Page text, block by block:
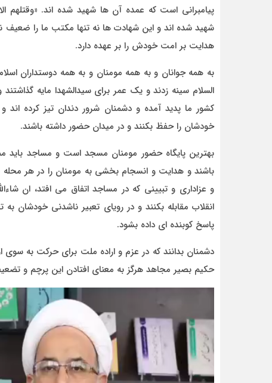
پیامبرانی است که عمده آن ها شهید شده اند. «وقتلهم
شهید شده اند و این شهادت ها نه تنها مکتب ما را ضعیف
هدایت بر امت خودش را بر عهده دارد.
به همه جوانان و به همه مومنان و به همه دوستداران
السلام سینه زدند و یک عمر برای سیدالشهدا مایه
کشور ما پدید آمده و دشمنان شرور دندان تیز کرده اند
خودشان را حفظ بکنند و در میدان حضور داشته باشند.
بهترین پایگاه حضور مومنان مسجد است و مساجد باید
باشند و هدایت و انسجام بخشی به مومنان را در هر محله
و عزاداری و تبیینی که در مساجد اتفاق می افتد، ان
انقلاب مقابله بکنند و در رویای تعبیر ناشدنی خودشان
پاسخ کوبنده ای داده بشود.
دشمنان بدانند که در عزم و اراده ملت برای حرکت به
حکیم بصیر مجاهد هرگز به معنای افتادن این پرچم و